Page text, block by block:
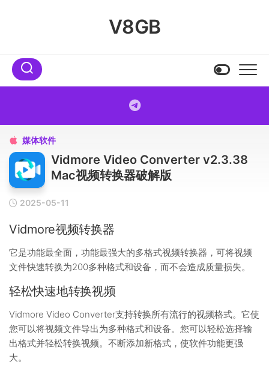
V8GB
 媒体软件
Vidmore Video Converter v2.3.38
Mac视频转换器破解版
2025-05-11
Vidmore视频转换器
它是功能最全面，功能最强大的多格式视频转换器，可将视频
文件快速转换为200多种格式和设备，而不会造成质量损失。
轻松快速地转换视频
Vidmore Video Converter支持转换所有流行的视频格式。它使
您可以将视频文件导出为多种格式和设备。您可以轻松选择输
出格式并轻松转换视频。不断添加新格式，使软件功能更强
大。